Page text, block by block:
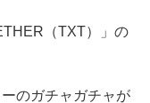
（TXT）」の
のガチャガチャが